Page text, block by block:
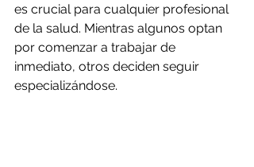
es crucial para cualquier profesional
de la salud. Mientras algunos optan
por comenzar a trabajar de
inmediato, otros deciden seguir
especializándose.